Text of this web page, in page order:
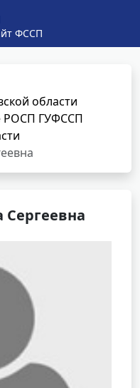
ФССП
области
РОСП ГУФССП
Сергеевна